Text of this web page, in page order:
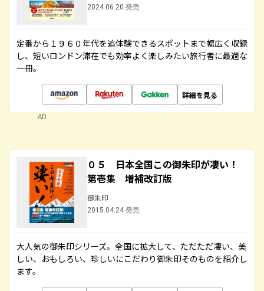
2024.06.20 発売
定番から１９６０年代を追体験できるスポットまで幅広く収録
し、短いロンドン滞在でも効率よく楽しみたい旅行者に最適な
一冊。
詳細を見る
AD
０５ 日本全国この御朱印が凄い！
第壱集 増補改訂版
御朱印
2015.04.24 発売
大人気の御朱印シリーズ。全国に拡大して、ただただ凄い、美
しい、おもしろい、珍しいにこだわり御朱印そのものを紹介し
ます。